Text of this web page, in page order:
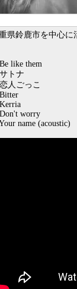
県鈴鹿市を中心に
like them
トナ
人ごっこ
worry
name (acoustic)